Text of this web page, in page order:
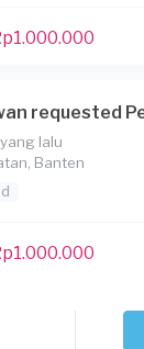
requested
lalu
Banten